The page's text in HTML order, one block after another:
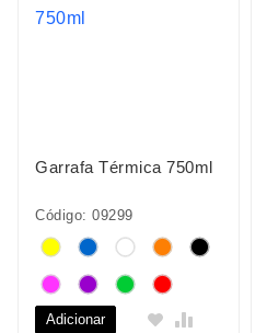
Garrafa Térmica 750ml
Código: 09299
Adicionar